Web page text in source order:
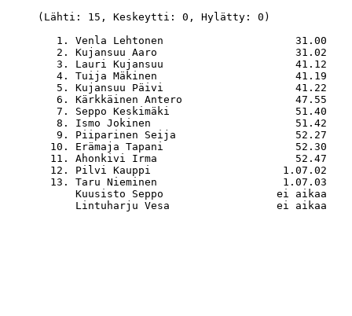
(Lähti: 15, Keskeytti: 0, Hylätty: 0)
1. Venla Lehtonen
2. Kujansuu Aaro                      31.02
3. Lauri Kujansuu                     41.12
4. Tuija Mäkinen                      41.19
5. Kujansuu Päivi                     41.22
6. Kärkkäinen Antero                  47.55
7. Seppo Keskimäki                    51.40
8. Ismo Jokinen                       51.42
9. Piiparinen Seija                   52.27
10. Erämaja Tapani                     52.30
11. Ahonkivi Irma                      52.47
12. Pilvi Kauppi                     1.07.02
13. Taru Nieminen                    1.07.03
Kuusisto Seppo                  ei